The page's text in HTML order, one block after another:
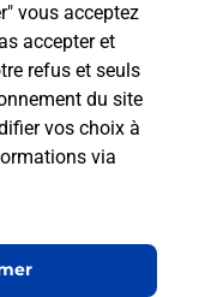
vous acceptez
accepter et
refus et seuls
du site
vos choix à
via
?
de la 5G
?